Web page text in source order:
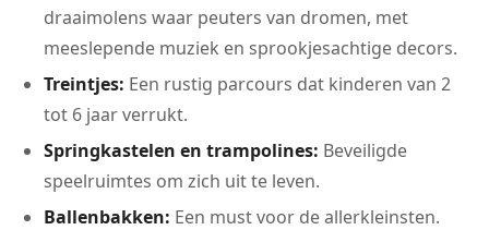
draaimolens waar peuters van dromen, met
meeslepende muziek en sprookjesachtige decors.
Treintjes: Een rustig parcours dat kinderen van 2
tot 6 jaar verrukt.
Springkastelen en trampolines: Beveiligde
speelruimtes om zich uit te leven.
Ballenbakken: Een must voor de allerkleinsten.